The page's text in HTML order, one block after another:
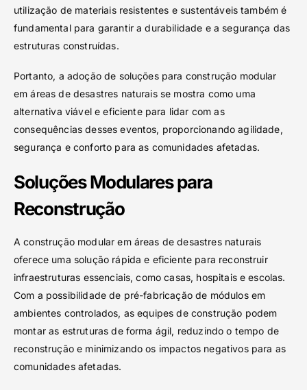
utilização de materiais resistentes e sustentáveis também é
fundamental para garantir a durabilidade e a segurança das
estruturas construídas.
Portanto, a adoção de soluções para construção modular
em áreas de desastres naturais se mostra como uma
alternativa viável e eficiente para lidar com as
consequências desses eventos, proporcionando agilidade,
segurança e conforto para as comunidades afetadas.
Soluções Modulares para
Reconstrução
A construção modular em áreas de desastres naturais
oferece uma solução rápida e eficiente para reconstruir
infraestruturas essenciais, como casas, hospitais e escolas.
Com a possibilidade de pré-fabricação de módulos em
ambientes controlados, as equipes de construção podem
montar as estruturas de forma ágil, reduzindo o tempo de
reconstrução e minimizando os impactos negativos para as
comunidades afetadas.